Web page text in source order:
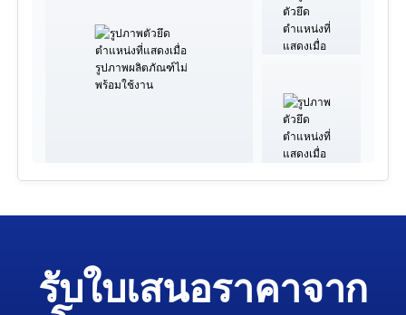
รับใบเสนอราคาจาก